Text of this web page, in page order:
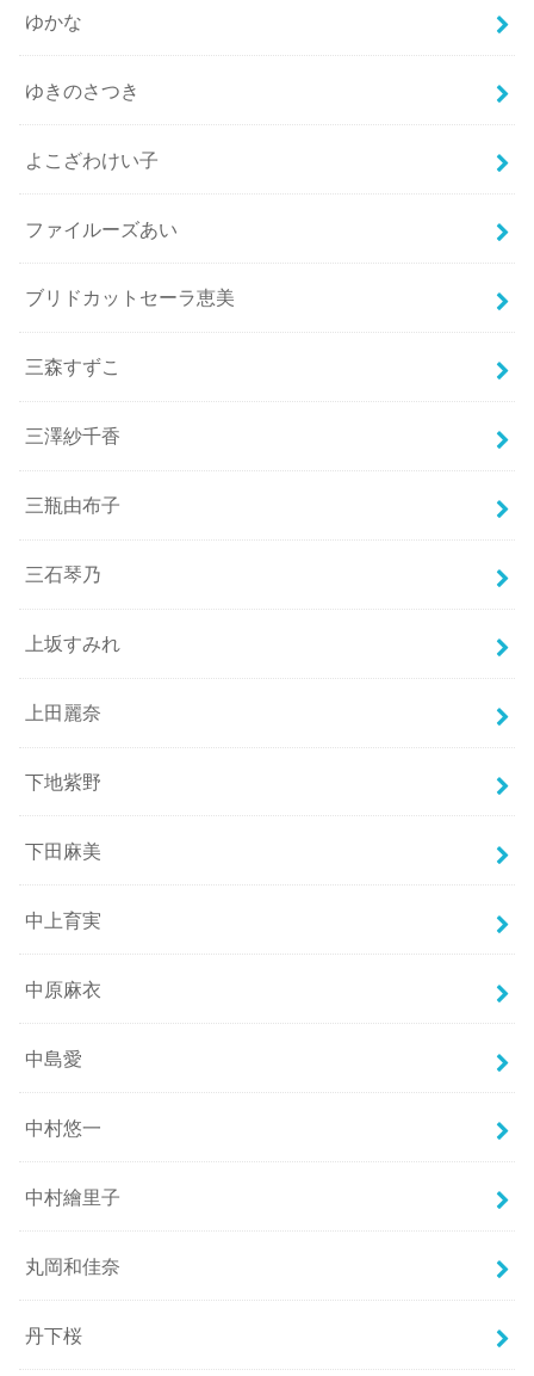
ゆかな
ゆきのさつき
よこざわけい子
ファイルーズあい
ブリドカットセーラ恵美
三森すずこ
三澤紗千香
三瓶由布子
三石琴乃
上坂すみれ
上田麗奈
下地紫野
下田麻美
中上育実
中原麻衣
中島愛
中村悠一
中村繪里子
丸岡和佳奈
丹下桜